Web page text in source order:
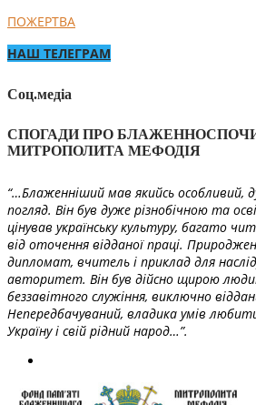
ПОЖЕРТВА
НАШ ТЕЛЕГРАМ
Соц.медіа
СПОГАДИ ПРО
МИТРОПОЛИТА МЕФОДІЯ
“…Блаженніший мав якийсь особливий,
погляд. Він був дуже різнобічною та
цінував українську культуру, багато
від оточення відданої праці.
дипломат, вчитель і приклад для
авторитет. Він був дійсно щирою
беззавітного служіння, виключно
Непередбачуваний, владика умів
Україну і свій рідний народ…”.